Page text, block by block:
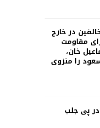
در خارج
مقاومت
خان،
را منزوی
پی جلب